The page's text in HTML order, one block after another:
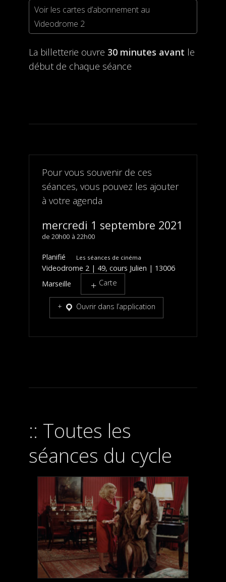
Voir les cartes d’abonnement au
Videodrome 2
La billetterie ouvre 30 minutes avant le
début de chaque séance
Pour vous souvenir de ces
séances, vous pouvez les ajouter
à votre agenda
mercredi 1 septembre 2021
20h00 22h00
Planifié Les séances de cinéma
Videodrome 2 | 49, cours Julien | 13006
Marseille
Carte
Ouvrir dans l’application
Toutes les
séances du cycle